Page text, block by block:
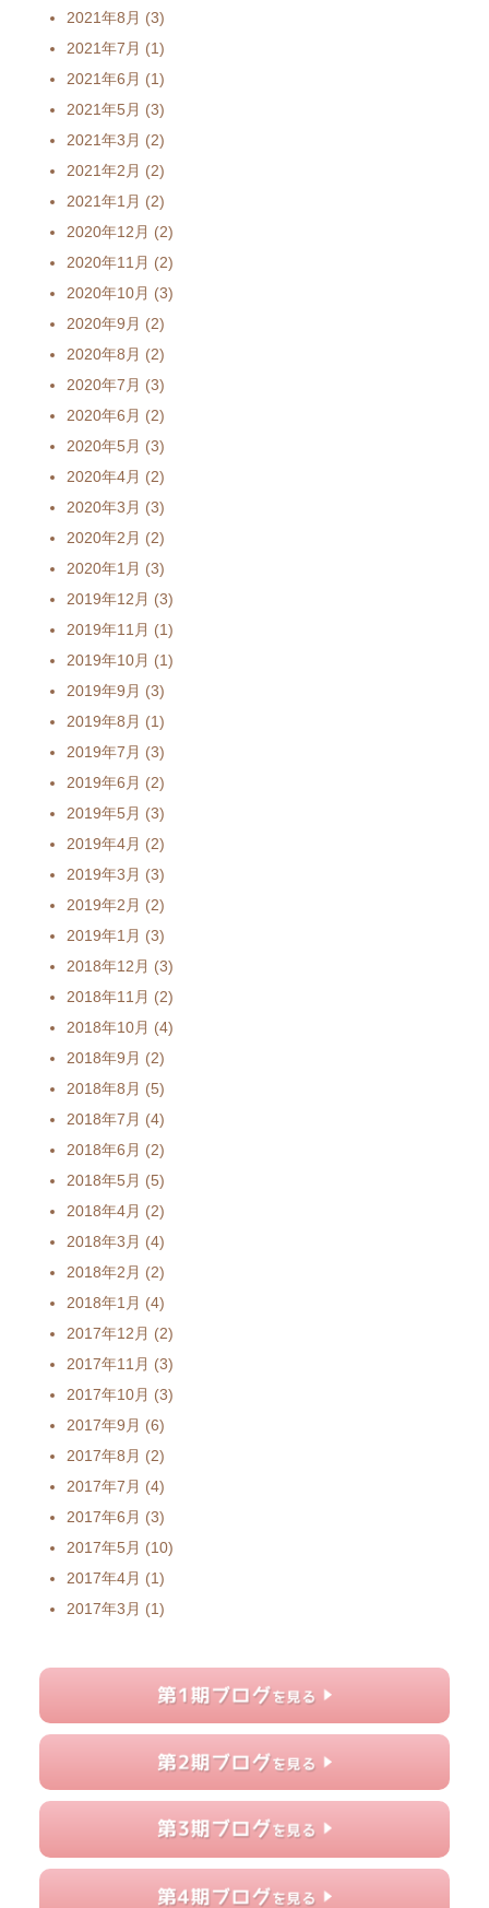
2021年8月 (3)
2021年7月 (1)
2021年6月 (1)
2021年5月 (3)
2021年3月 (2)
2021年2月 (2)
2021年1月 (2)
2020年12月 (2)
2020年11月 (2)
2020年10月 (3)
2020年9月 (2)
2020年8月 (2)
2020年7月 (3)
2020年6月 (2)
2020年5月 (3)
2020年4月 (2)
2020年3月 (3)
2020年2月 (2)
2020年1月 (3)
2019年12月 (3)
2019年11月 (1)
2019年10月 (1)
2019年9月 (3)
2019年8月 (1)
2019年7月 (3)
2019年6月 (2)
2019年5月 (3)
2019年4月 (2)
2019年3月 (3)
2019年2月 (2)
2019年1月 (3)
2018年12月 (3)
2018年11月 (2)
2018年10月 (4)
2018年9月 (2)
2018年8月 (5)
2018年7月 (4)
2018年6月 (2)
2018年5月 (5)
2018年4月 (2)
2018年3月 (4)
2018年2月 (2)
2018年1月 (4)
2017年12月 (2)
2017年11月 (3)
2017年10月 (3)
2017年9月 (6)
2017年8月 (2)
2017年7月 (4)
2017年6月 (3)
2017年5月 (10)
2017年4月 (1)
2017年3月 (1)